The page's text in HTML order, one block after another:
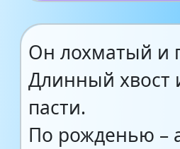
Он лохматый и
Длинный хвост
пасти.
По рожденью –